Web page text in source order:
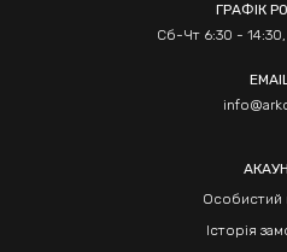
ГРАФІК
Сб-Чт 6:30 -
Особистий
Історія